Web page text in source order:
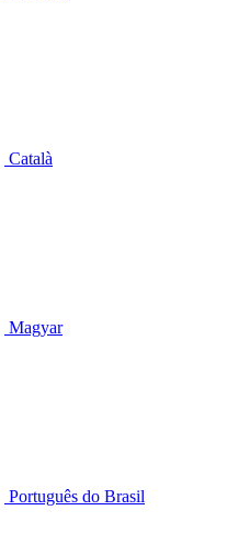
Català
Magyar
Português do Brasil